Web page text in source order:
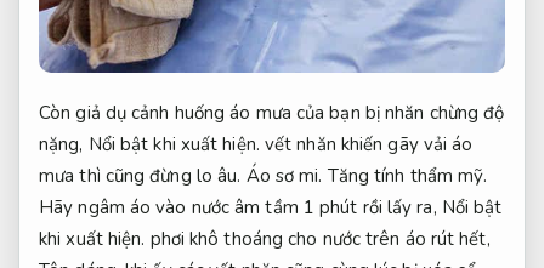
Còn giả dụ cảnh huống áo mưa của bạn bị nhăn chừng độ
nặng, Nổi bật khi xuất hiện. vết nhăn khiến gãy vải áo
mưa thì cũng đừng lo âu. Áo sơ mi. Tăng tính thẩm mỹ.
Hãy ngâm áo vào nước âm tầm 1 phút rồi lấy ra, Nổi bật
khi xuất hiện. phơi khô thoáng cho nước trên áo rút hết,